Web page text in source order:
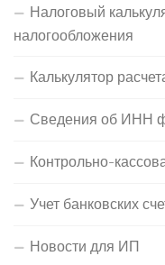
Налоговый
налогообложения
Калькулятор
Сведения об ИНН
Контрольно-
Учет банковских
Новости для ИП